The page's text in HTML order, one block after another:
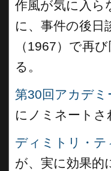
作風が気に入ら
に、事件の後日
（1967）で再
る。
第30回アカデミ
にノミネートさ
ディミトリ・テ
が、実に効果的